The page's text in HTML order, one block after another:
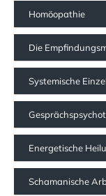
Homöopathie
Die
Systemische
Energetische
Schamanische